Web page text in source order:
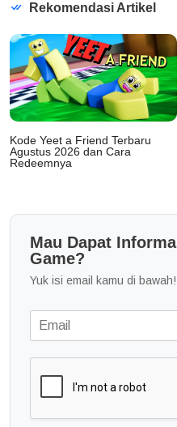
Rekomendasi Artikel
Kode Yeet a Friend Terbaru
Agustus 2026 dan Cara
Redeemnya
Mau Dapat
Game?
Yuk isi email kamu di bawah!